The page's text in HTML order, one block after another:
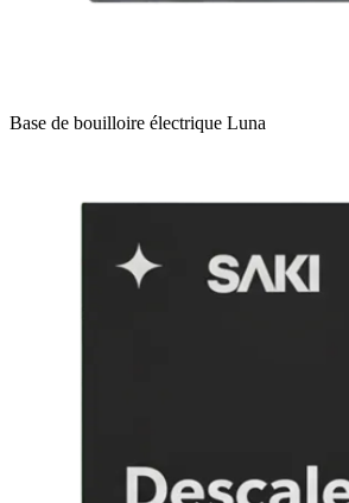
Base de bouilloire électrique Luna